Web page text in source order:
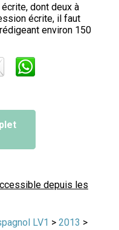
dont deux à
écrite, il faut
environ 150
depuis les
LV1 > 2013 >